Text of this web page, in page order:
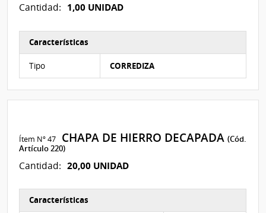
Cantidad: 1,00 UNIDAD
Características del Ítem Nº 121
Características
Tipo CORREDIZA
Ítem Nº 47 CHAPA DE HIERRO DECAPADA(Cód.
Artículo 220)
Cantidad: 20,00 UNIDAD
Características